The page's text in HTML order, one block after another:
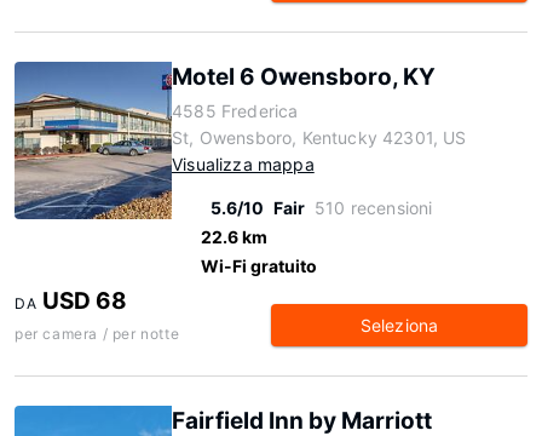
Motel 6 Owensboro, KY
4585 Frederica
St, Owensboro, Kentucky 42301, US
Visualizza mappa
5.6/10 Fair 510 recensioni
22.6 km
Wi-Fi gratuito
DA USD 68
per camera / per notte Seleziona
Fairfield Inn by Marriott